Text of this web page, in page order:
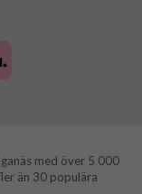
med över 5 000
än 30 populära